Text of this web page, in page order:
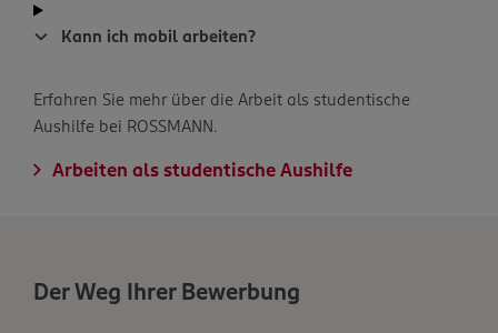
Kann ich mobil arbeiten?
Erfahren Sie mehr über die Arbeit als studentische
Aushilfe bei ROSSMANN.
Arbeiten als studentische Aushilfe
Der Weg Ihrer Bewerbung